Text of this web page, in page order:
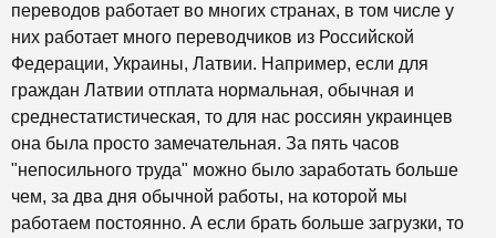
переводов работает во многих странах, в том числе у
них работает много переводчиков из Российской
Федерации, Украины, Латвии. Например, если для
граждан Латвии отплата нормальная, обычная и
среднестатистическая, то для нас россиян украинцев
она была просто замечательная. За пять часов
"непосильного труда" можно было заработать больше
чем, за два дня обычной работы, на которой мы
работаем постоянно. А если брать больше загрузки, то